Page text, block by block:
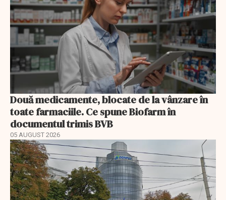
Două medicamente, blocate de la vânzare în
toate farmaciile. Ce spune Biofarm în
documentul trimis BVB
05 AUGUST 2026